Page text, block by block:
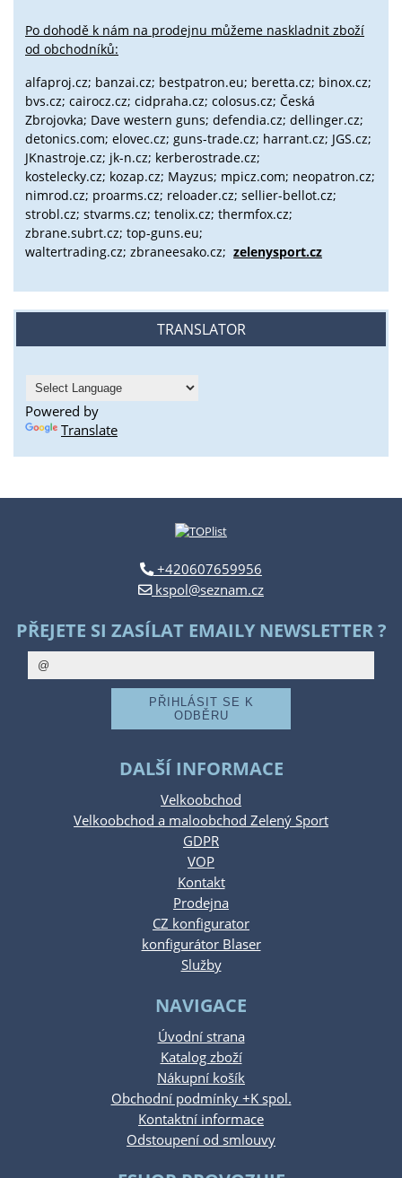
Po dohodě k nám na prodejnu můžeme naskladnit zboží
od obchodníků:
alfaproj.cz; banzai.cz; bestpatron.eu; beretta.cz; binox.cz;
bvs.cz; cairocz.cz; cidpraha.cz; colosus.cz; Česká
Zbrojovka; Dave western guns; defendia.cz; dellinger.cz;
detonics.com; elovec.cz; guns-trade.cz; harrant.cz; JGS.cz;
JKnastroje.cz; jk-n.cz; kerberostrade.cz;
kostelecky.cz; kozap.cz; Mayzus; mpicz.com; neopatron.cz;
nimrod.cz; proarms.cz; reloader.cz; sellier-bellot.cz;
strobl.cz; stvarms.cz; tenolix.cz; thermfox.cz;
zbrane.subrt.cz; top-guns.eu;
waltertrading.cz; zbraneesako.cz; zelenysport.cz
TRANSLATOR
Powered by
Translate
+420607659956
kspol@seznam.cz
PŘEJETE SI ZASÍLAT EMAILY NEWSLETTER ?
DALŠÍ INFORMACE
Velkoobchod
Velkoobchod a maloobchod Zelený Sport
GDPR
VOP
Kontakt
Prodejna
CZ konfigurator
konfigurátor Blaser
Služby
NAVIGACE
Úvodní strana
Katalog zboží
Nákupní košík
Obchodní podmínky +K spol.
Kontaktní informace
Odstoupení od smlouvy